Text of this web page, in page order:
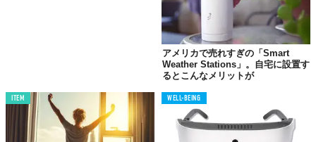
アメリカで売れすぎの「Smart
Weather Stations」。自宅に設置す
るとこんなメリットが
ITEM WELL-BEING